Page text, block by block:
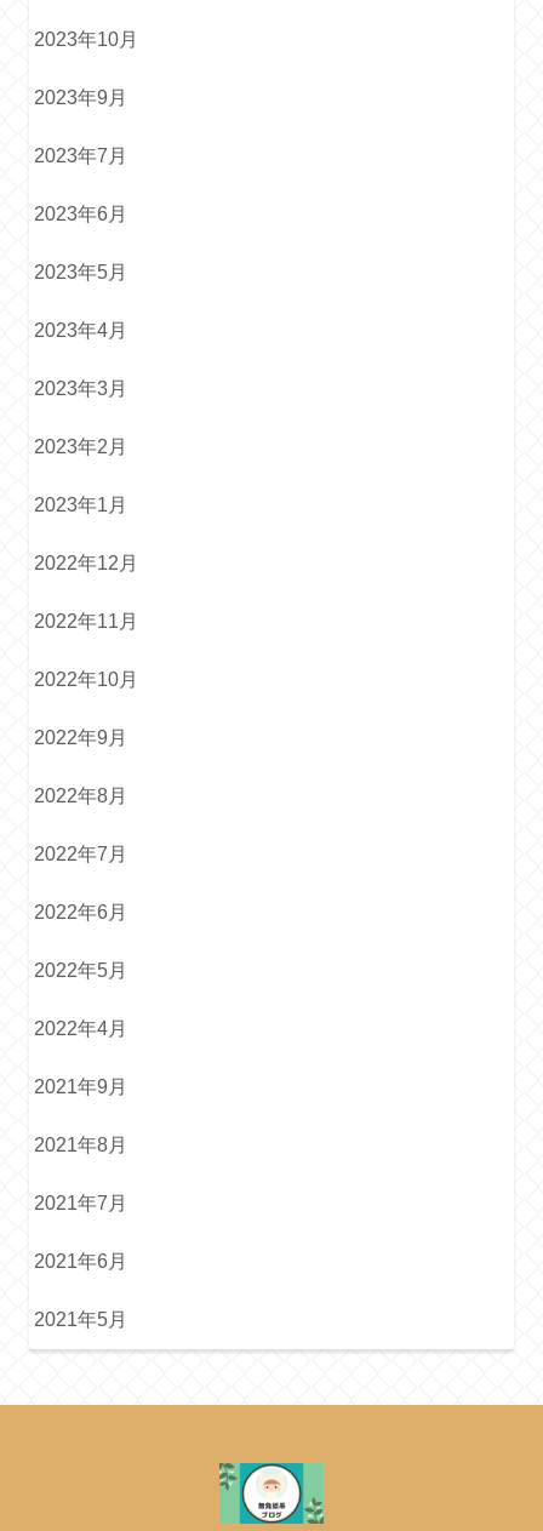
2023年10月
2023年9月
2023年7月
2023年6月
2023年5月
2023年4月
2023年3月
2023年2月
2023年1月
2022年12月
2022年11月
2022年10月
2022年9月
2022年8月
2022年7月
2022年6月
2022年5月
2022年4月
2021年9月
2021年8月
2021年7月
2021年6月
2021年5月